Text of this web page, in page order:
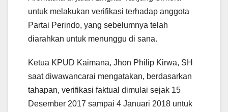
untuk melakukan verifikasi terhadap anggota
Partai Perindo, yang sebelumnya telah
diarahkan untuk menunggu di sana.
Ketua KPUD Kaimana, Jhon Philip Kirwa, SH
saat diwawancarai mengatakan, berdasarkan
tahapan, verifikasi faktual dimulai sejak 15
Desember 2017 sampai 4 Januari 2018 untuk